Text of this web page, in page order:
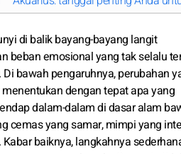
di balik bayang-bayang langit
beban emosional yang tak selalu
bawah pengaruhnya, perubahan
dengan tepat apa yang
dalam-dalam di dasar alam
cemas yang samar, mimpi yang
baiknya, langkahnya